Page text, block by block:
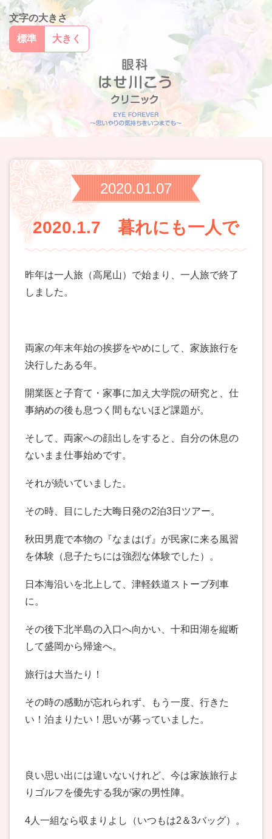
文字の大きさ
標準
大きく
2020.01.07
2020.1.7 暮れにも一人で
昨年は一人旅（高尾山）で始まり、一人旅で終了
しました。
両家の年末年始の挨拶をやめにして、家族旅行を
決行したある年。
開業医と子育て・家事に加え大学院の研究と、仕
事納めの後も息つく間もないほど課題が。
そして、両家への顔出しをすると、自分の休息の
ないまま仕事始めです。
それが続いていました。
その時、目にした大晦日発の2泊3日ツアー。
秋田男鹿で本物の『なまはげ』が民家に来る風習
を体験（息子たちには強烈な体験でした）。
日本海沿いを北上して、津軽鉄道ストーブ列車
に。
その後下北半島の入口へ向かい、十和田湖を縦断
して盛岡から帰途へ。
旅行は大当たり！
その時の感動が忘れられず、もう一度、行きた
い！泊まりたい！思いが募っていました。
良い思い出には違いないけれど、今は家族旅行よ
りゴルフを優先する我が家の男性陣。
4人一組なら収まりよし（いつもは2＆3バッグ）。